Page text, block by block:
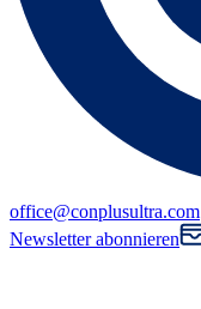
office@conplusultra.com
Newsletter abonnieren